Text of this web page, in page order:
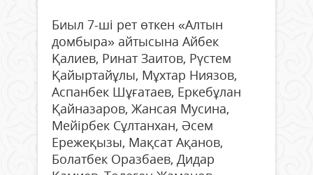
Биыл 7-ші рет өткен «Алтын
домбыра» айтысына Айбек
Қалиев, Ринат Заитов, Рүстем
Қайыртайұлы, Мұхтар Ниязов,
Аспанбек Шұғатаев, Еркебұлан
Қайназаров, Жансая Мусина,
Мейірбек Сұлтанхан, Әсем
Ережеқызы, Мақсат Ақанов,
Болатбек Оразбаев, Дидар